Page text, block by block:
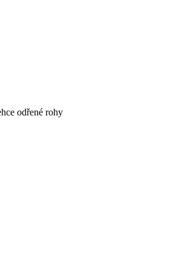
odřené rohy